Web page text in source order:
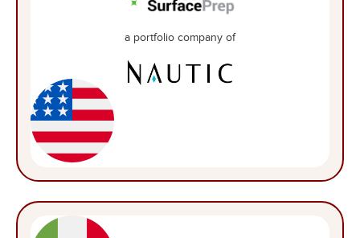
a portfolio company of